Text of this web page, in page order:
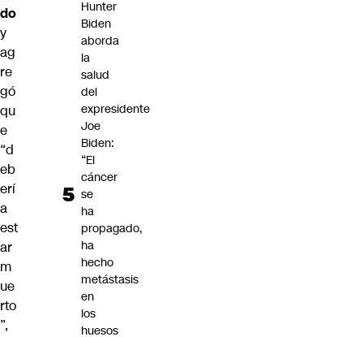
do
y
ag
re
gó
qu
e
“d
eb
erí
a
est
ar
m
ue
rto
”,
Hunter
Biden
aborda
la
salud
del
expresidente
Joe
Biden:
“El
cáncer
se
ha
propagado,
ha
hecho
metástasis
en
los
huesos